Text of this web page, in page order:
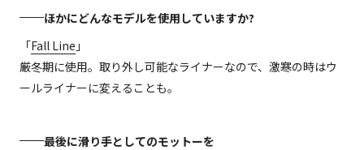
ほかにどんなモデルを使用していますか?
「Fall Line 」
厳冬期に使用。取り外し可能なライナーなので、激寒の時はウ
ールライナーに変えることも。
最後に滑り手としてのモットーを